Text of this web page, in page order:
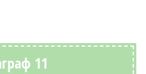
11